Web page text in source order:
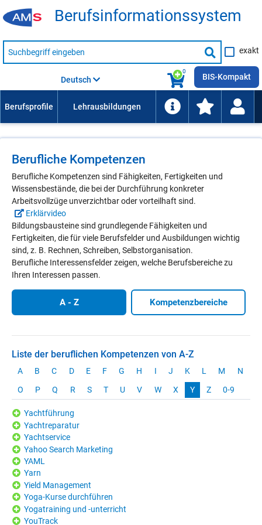
Be­rufs­in­for­ma­ti­ons­sys­tem
Suche
nach
Suche
starten
exakt
0
Deutsch BIS-Kompakt
Berufliche Kompetenzen
Berufliche Kompetenzen sind Fähigkeiten, Fertigkeiten und
Wissensbestände, die bei der Durchführung konkreter
Arbeitsvollzüge unverzichtbar oder vorteilhaft sind.
Erklärvideo
Bildungsbausteine sind grundlegende Fähigkeiten und
Fertigkeiten, die für viele Berufsfelder und Ausbildungen wichtig
sind, z. B. Rechnen, Schreiben, Selbstorganisation.
Berufliche Interessensfelder zeigen, welche Berufsbereiche zu
Ihren Interessen passen.
A - Z Kompetenzbereiche
Liste der beruflichen Kompetenzen von A-Z
A B C D E F G H I J K L M N
O P Q R S T U V W X Y Z 0-9
Yachtführung
Yachtreparatur
Yachtservice
Yahoo Search Marketing
YAML
Yarn
Yield Management
Yoga-Kurse durchführen
Yogatraining und -unterricht
YouTrack